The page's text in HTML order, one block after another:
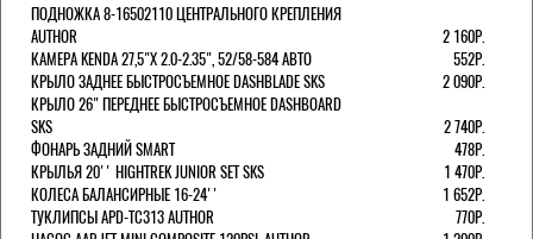
ПОДНОЖКА 8-16502110 ЦЕНТРАЛЬНОГО КРЕПЛЕНИЯ
AUTHOR
2 160Р.
КАМЕРА KENDA 27,5"Х 2.0-2.35", 52/58-584 АВТО
552Р.
КРЫЛО ЗАДНЕЕ БЫСТРОСЪЕМНОЕ DASHBLADE SKS
2 090Р.
КРЫЛО 26" ПЕРЕДНЕЕ БЫСТРОСЪЕМНОЕ DASHBOARD
SKS
2 740Р.
ФОНАРЬ ЗАДНИЙ SMART
478Р.
КРЫЛЬЯ 20'' HIGHTREK JUNIOR SET SKS
1 470Р.
КОЛЕСА БАЛАНСИРНЫЕ 16-24''
1 652Р.
ТУКЛИПСЫ APD-TC313 AUTHOR
770Р.